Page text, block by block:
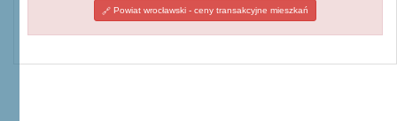
Powiat wrocławski - ceny transakcyjne mieszkań